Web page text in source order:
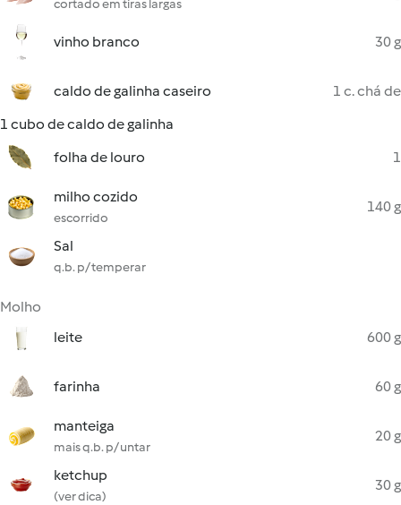
cortado em tiras largas
vinho branco 30 g
caldo de galinha caseiro
1 c. chá de
1 cubo de caldo de galinha
folha de louro
1
milho cozido
escorrido
140 g
Sal
q.b. p/ temperar
Molho
leite
600 g
farinha 60 g
manteiga
mais q.b. p/ untar
20 g
ketchup
(ver dica)
30 g